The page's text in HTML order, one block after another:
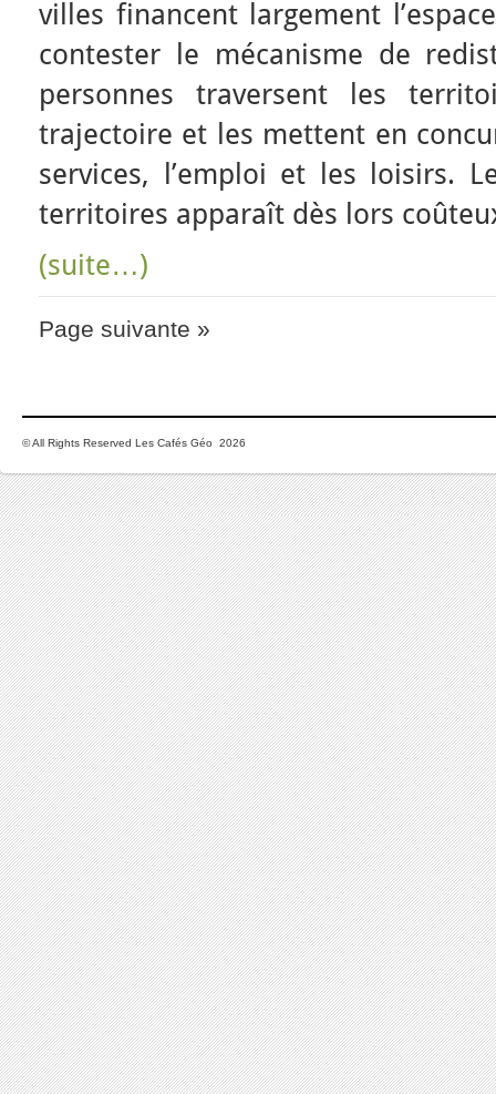
villes financent largement
contester le mécanisme de
personnes traversent les
trajectoire et les mettent en
services, l’emploi et les loisirs.
territoires apparaît dès lors
(suite…)
Page suivante »
© All Rights Reserved Les Cafés Géo 2026